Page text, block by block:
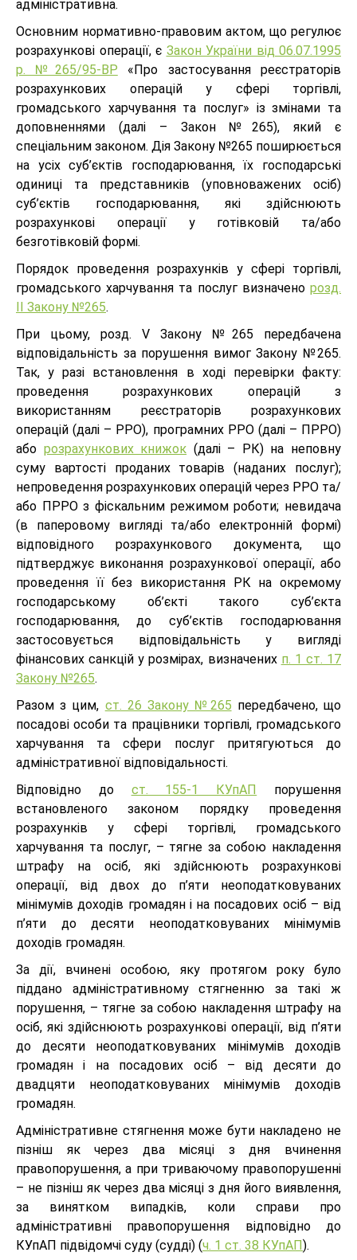
адміністративна.
Основним нормативно-правовим актом, що регулює
розрахункові операції, є Закон України від 06.07.1995
р. №265/95-ВР «Про застосування реєстраторів
розрахункових операцій у сфері торгівлі,
громадського харчування та послуг» із змінами та
доповненнями (далі – Закон №265), який є
спеціальним законом. Дія Закону №265 поширюється
на усіх суб’єктів господарювання, їх господарські
одиниці та представників (уповноважених осіб)
суб’єктів господарювання, які здійснюють
розрахункові операції у готівковій та/або
безготівковій формі.
Порядок проведення розрахунків у сфері торгівлі,
громадського харчування та послуг визначено розд.
II Закону №265.
При цьому, розд. V Закону №265 передбачена
відповідальність за порушення вимог Закону №265.
Так, у разі встановлення в ході перевірки факту:
проведення розрахункових операцій з
використанням реєстраторів розрахункових
операцій (далі – РРО), програмних РРО (далі – ПРРО)
або розрахункових книжок (далі – РК) на неповну
суму вартості проданих товарів (наданих послуг);
непроведення розрахункових операцій через РРО та/
або ПРРО з фіскальним режимом роботи; невидача
(в паперовому вигляді та/або електронній формі)
відповідного розрахункового документа, що
підтверджує виконання розрахункової операції, або
проведення її без використання РК на окремому
господарському об’єкті такого суб’єкта
господарювання, до суб’єктів господарювання
застосовується відповідальність у вигляді
фінансових санкцій у розмірах, визначених п. 1 ст. 17
Закону №265.
Разом з цим, ст. 26 Закону №265 передбачено, що
посадові особи та працівники торгівлі, громадського
харчування та сфери послуг притягуються до
адміністративної відповідальності.
Відповідно до ст. 155-1 КУпАП порушення
встановленого законом порядку проведення
розрахунків у сфері торгівлі, громадського
харчування та послуг, – тягне за собою накладення
штрафу на осіб, які здійснюють розрахункові
операції, від двох до п’яти неоподатковуваних
мінімумів доходів громадян і на посадових осіб – від
п’яти до десяти неоподатковуваних мінімумів
доходів громадян.
За дії, вчинені особою, яку протягом року було
піддано адміністративному стягненню за такі ж
порушення, – тягне за собою накладення штрафу на
осіб, які здійснюють розрахункові операції, від п’яти
до десяти неоподатковуваних мінімумів доходів
громадян і на посадових осіб – від десяти до
двадцяти неоподатковуваних мінімумів доходів
громадян.
Адміністративне стягнення може бути накладено не
пізніш як через два місяці з дня вчинення
правопорушення, а при триваючому правопорушенні
– не пізніш як через два місяці з дня його виявлення,
за винятком випадків, коли справи про
адміністративні правопорушення відповідно до
КУпАП підвідомчі суду (судді) (ч. 1 ст. 38 КУпАП).